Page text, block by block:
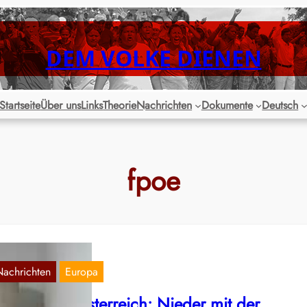
DEM VOLKE DIENEN
StartseiteÜber unsLinksTheorieNachrichten Dokumente Deutsch
fpoe
Europa